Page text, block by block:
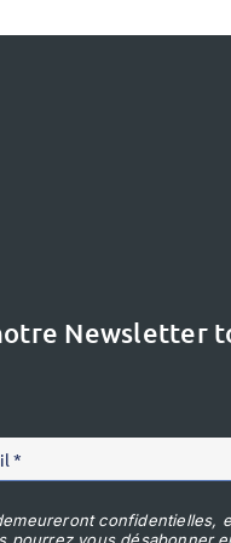
Newsletter
confidentielles,